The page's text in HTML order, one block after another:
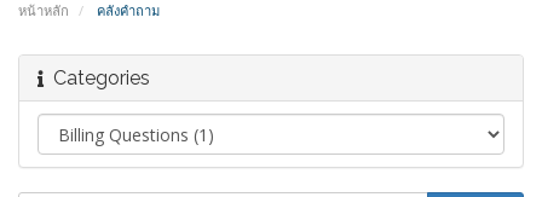
หน้าหลัก คลังคำถาม
Categories